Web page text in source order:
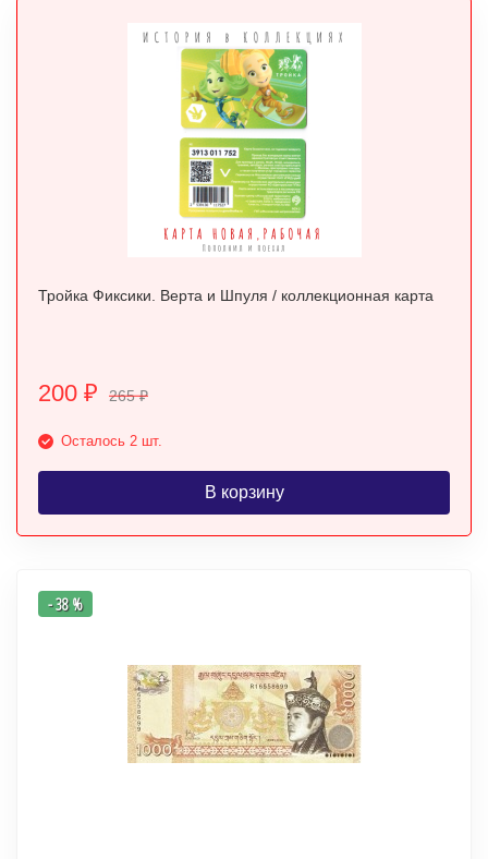
Тройка Фиксики. Верта и Шпуля / коллекционная карта
200 ₽ 265₽
Осталось 2 шт.
В корзину
- 38 %